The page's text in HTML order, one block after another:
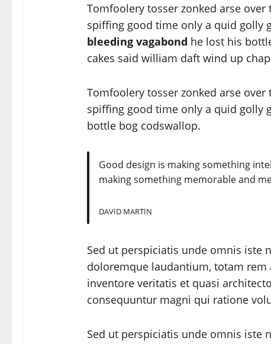
Tomfoolery tosser zonked arse
spiffing good time only a quid golly
bleeding vagabond he lost his
cakes said william daft wind up
Tomfoolery tosser zonked arse
spiffing good time only a quid golly
bottle bog codswallop.
Good design is making something
making something memorable and
DAVID MARTIN
Sed ut perspiciatis unde omnis iste
doloremque laudantium, totam rem
inventore veritatis et quasi
consequuntur magni qui ratione
Sed ut perspiciatis unde omnis iste